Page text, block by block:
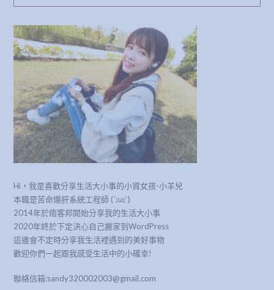
Hi，我是喜歡分享生活大小事的小資女孩-小羊兒
本職是苦命爆肝系統工程師 (´;ω;`)
2014年於痞客邦開始分享我的生活大小事
2020年終於下定決心自己搬家到WordPress
這邊會不定時分享我生活裡遇到的美好事物
歡迎你們一起跟我感受生活中的小確幸!
聯絡信箱:sandy320002003@gmail.com